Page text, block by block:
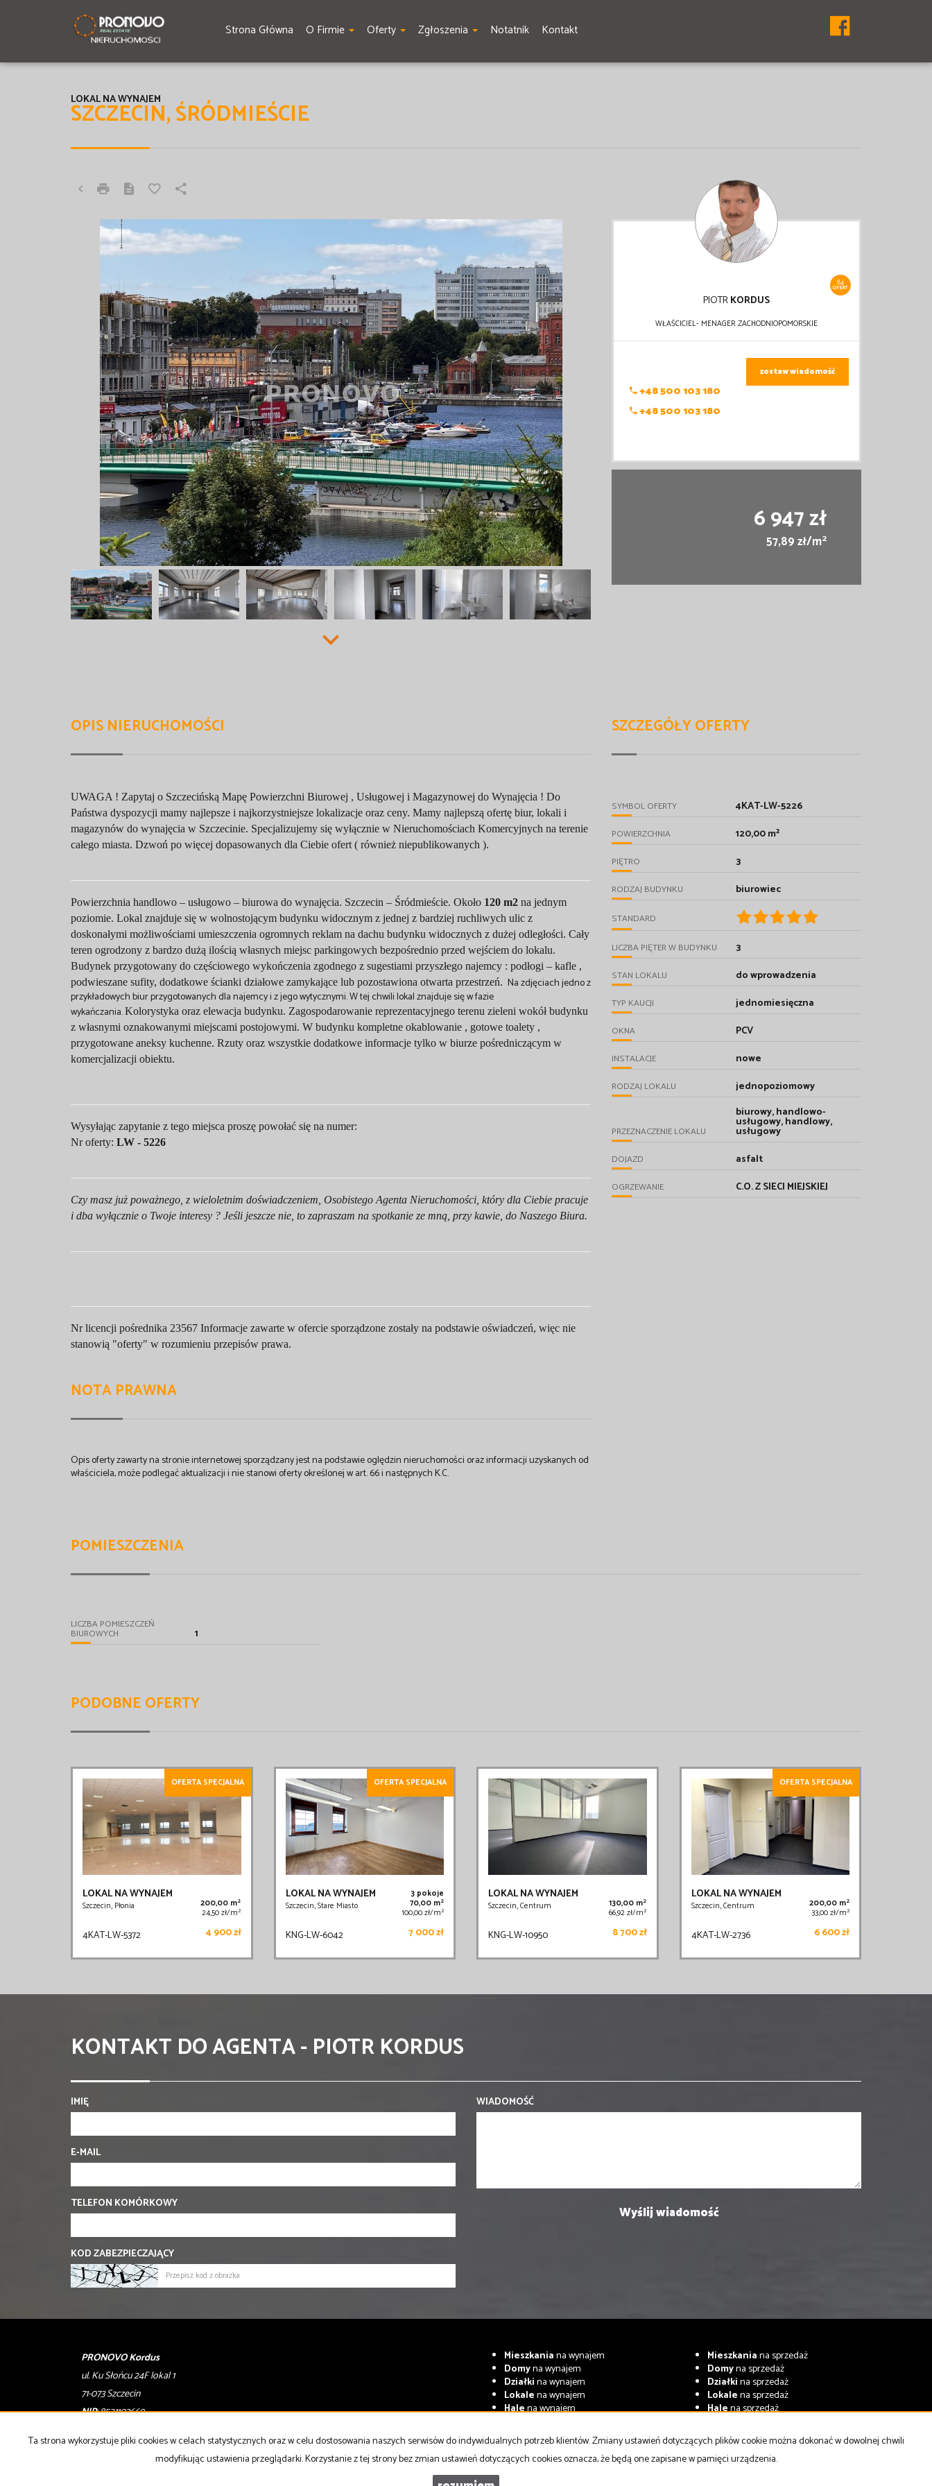
Strona Główna O Firmie Oferty Zgłoszenia Notatnik Kontakt
SZCZECIN, ŚRÓDMIEŚCIE
LOKAL NA WYNAJEM
84
OFERT
PIOTRKORDUS
WŁAŚCICIEL- MENAGER ZACHODNIOPOMORSKIE
+48 500 103 180
+48 500 103 180
zostaw wiadomość
6 947 zł
57,89 zł/m2
OPIS NIERUCHOMOŚCI
UWAGA ! Zapytaj o Szczecińską Mapę Powierzchni Biurowej , Usługowej i Magazynowej do Wynajęcia ! Do
Państwa dyspozycji mamy najlepsze i najkorzystniejsze lokalizacje oraz ceny. Mamy najlepszą ofertę biur, lokali i
magazynów do wynajęcia w Szczecinie. Specjalizujemy się wyłącznie w Nieruchomościach Komercyjnych na terenie
całego miasta. Dzwoń po więcej dopasowanych dla Ciebie ofert ( również niepublikowanych ).
Powierzchnia handlowo – usługowo – biurowa do wynajęcia. Szczecin – Śródmieście. Około 120 m2 na jednym
poziomie. Lokal znajduje się w wolnostojącym budynku widocznym z jednej z bardziej ruchliwych ulic z
doskonałymi możliwościami umieszczenia ogromnych reklam na dachu budynku widocznych z dużej odległości. Cały
teren ogrodzony z bardzo dużą ilością własnych miejsc parkingowych bezpośrednio przed wejściem do lokalu.
Budynek przygotowany do częściowego wykończenia zgodnego z sugestiami przyszłego najemcy : podłogi – kafle ,
podwieszane sufity, dodatkowe ścianki działowe zamykające lub pozostawiona otwarta przestrzeń. Na zdjęciach jedno z
przykładowych biur przygotowanych dla najemcy i z jego wytycznymi. W tej chwili lokal znajduje się w fazie
wykańczania.Kolorystyka oraz elewacja budynku. Zagospodarowanie reprezentacyjnego terenu zieleni wokół budynku
z własnymi oznakowanymi miejscami postojowymi. W budynku kompletne okablowanie , gotowe toalety ,
przygotowane aneksy kuchenne. Rzuty oraz wszystkie dodatkowe informacje tylko w biurze pośredniczącym w
komercjalizacji obiektu.
Wysyłając zapytanie z tego miejsca proszę powołać się na numer:
Nr oferty: LW - 5226
Czy masz już poważnego, z wieloletnim doświadczeniem, Osobistego Agenta Nieruchomości, który dla Ciebie pracuje
i dba wyłącznie o Twoje interesy ? Jeśli jeszcze nie, to zapraszam na spotkanie ze mną, przy kawie, do Naszego Biura.
Nr licencji pośrednika 23567 Informacje zawarte w ofercie sporządzone zostały na podstawie oświadczeń, więc nie
stanowią "oferty" w rozumieniu przepisów prawa.
NOTA PRAWNA
Opis oferty zawarty na stronie internetowej sporządzany jest na podstawie oględzin nieruchomości oraz informacji uzyskanych od
właściciela, może podlegać aktualizacji i nie stanowi oferty określonej w art. 66 i następnych K.C.
SZCZEGÓŁY OFERTY
SYMBOL OFERTY 4KAT-LW-5226
POWIERZCHNIA 120,00 m²
PIĘTRO 3
RODZAJ BUDYNKU biurowiec
STANDARD
LICZBA PIĘTER W BUDYNKU 3
STAN LOKALU do wprowadzenia
TYP KAUCJI jednomiesięczna
OKNA PCV
INSTALACJE nowe
RODZAJ LOKALU jednopoziomowy
PRZEZNACZENIE LOKALU
biurowy, handlowo-
usługowy, handlowy,
usługowy
DOJAZD asfalt
OGRZEWANIE C.O. Z SIECI MIEJSKIEJ
POMIESZCZENIA
LICZBA POMIESZCZEŃ
BIUROWYCH 1
PODOBNE OFERTY
OFERTA SPECJALNA
LOKAL NA WYNAJEM
Szczecin, Płonia 200,00 m2
24,50 zł/m2
4KAT-LW-5372 4 900 zł
OFERTA SPECJALNA
LOKAL NA WYNAJEM
Szczecin, Stare Miasto
3 pokoje
70,00 m2
100,00 zł/m2
KNG-LW-6042 7 000 zł
LOKAL NA WYNAJEM
Szczecin, Centrum 130,00 m2
66,92 zł/m2
KNG-LW-10950 8 700 zł
OFERTA SPECJALNA
LOKAL NA WYNAJEM
Szczecin, Centrum 200,00 m2
33,00 zł/m2
4KAT-LW-2736 6 600 zł
KONTAKT DO AGENTA - PIOTR KORDUS
IMIĘ
E-MAIL
TELEFON KOMÓRKOWY
KOD ZABEZPIECZAJĄCY
WIADOMOŚĆ
PRONOVO Kordus
ul. Ku Słońcu 24F lokal 1
71-073 Szczecin
NIP: 8521103669
. +48 500 103 180
Mieszkaniana wynajem
Domyna wynajem
Działkina wynajem
Lokalena wynajem
Halena wynajem
Współpracujemy zadresowo.pl
Mieszkaniana sprzedaż
Domyna sprzedaż
Działkina sprzedaż
Lokalena sprzedaż
Halena sprzedaż
Ta strona wykorzystuje pliki cookies w celach statystycznych oraz w celu dostosowania naszych serwisów do indywidualnych potrzeb klientów. Zmiany ustawień dotyczących plików cookie można dokonać w dowolnej chwili
modyfikując ustawienia przeglądarki. Korzystanie z tej strony bez zmian ustawień dotyczących cookies oznacza, że będą one zapisane w pamięci urządzenia.